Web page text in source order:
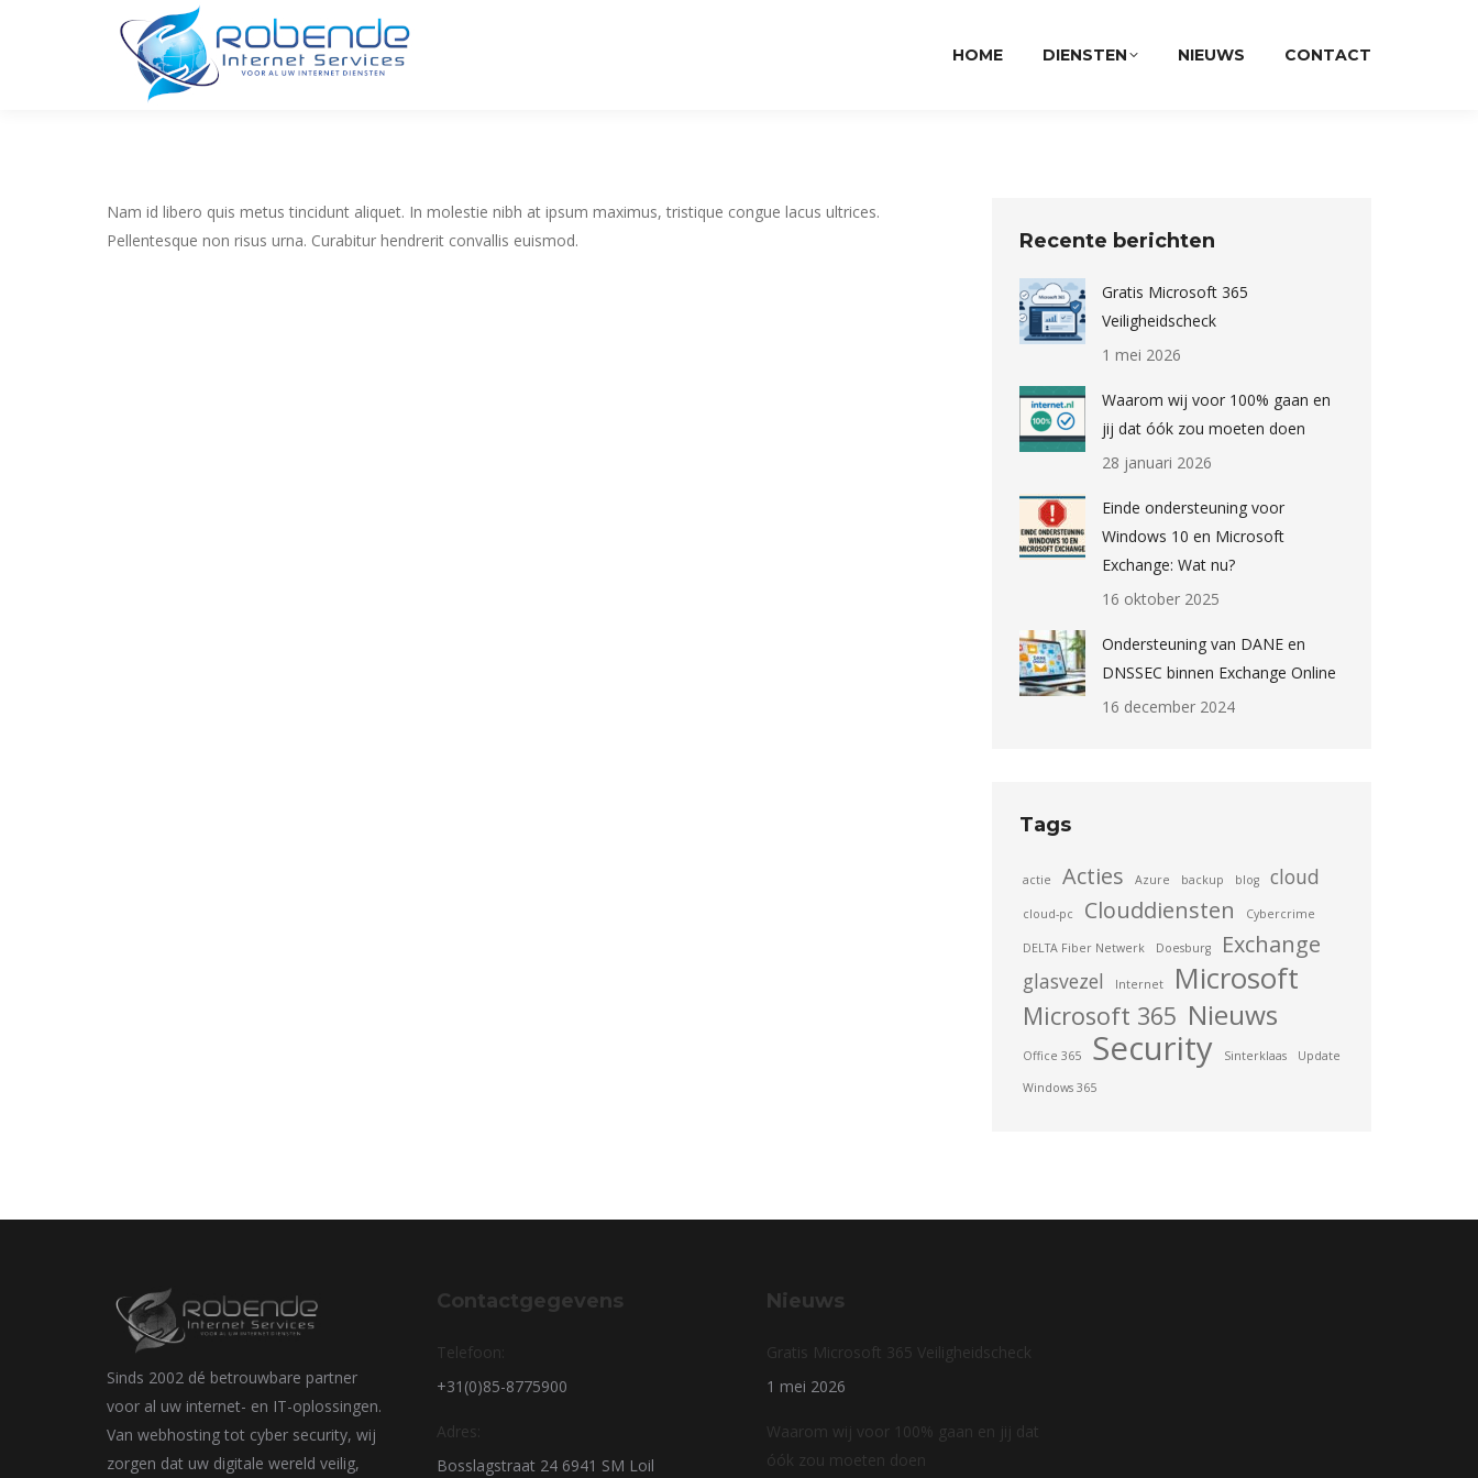
HOME DIENSTEN NIEUWS CONTACT
Nam id libero quis metus tincidunt aliquet. In molestie nibh at ipsum maximus, tristique congue lacus ultrices.
Pellentesque non risus urna. Curabitur hendrerit convallis euismod.
Recente berichten
Gratis Microsoft 365
Veiligheidscheck
1 mei 2026
Waarom wij voor 100% gaan en
jij dat óók zou moeten doen
28 januari 2026
Einde ondersteuning voor
Windows 10 en Microsoft
Exchange: Wat nu?
16 oktober 2025
Ondersteuning van DANE en
DNSSEC binnen Exchange Online
16 december 2024
Tags
actie Acties Azure backup blog cloud
cloud-pc Clouddiensten Cybercrime
DELTA Fiber Netwerk Doesburg Exchange
glasvezel Internet Microsoft
Microsoft 365 Nieuws
Office 365 Security Sinterklaas Update
Windows 365
Sinds 2002 dé betrouwbare partner
voor al uw internet- en IT-oplossingen.
Van webhosting tot cyber security, wij
zorgen dat uw digitale wereld veilig,
Contactgegevens
Telefoon:
+31(0)85-8775900
Adres:
Bosslagstraat 24 6941 SM Loil
Nieuws
Gratis Microsoft 365 Veiligheidscheck
1 mei 2026
Waarom wij voor 100% gaan en jij dat
óók zou moeten doen